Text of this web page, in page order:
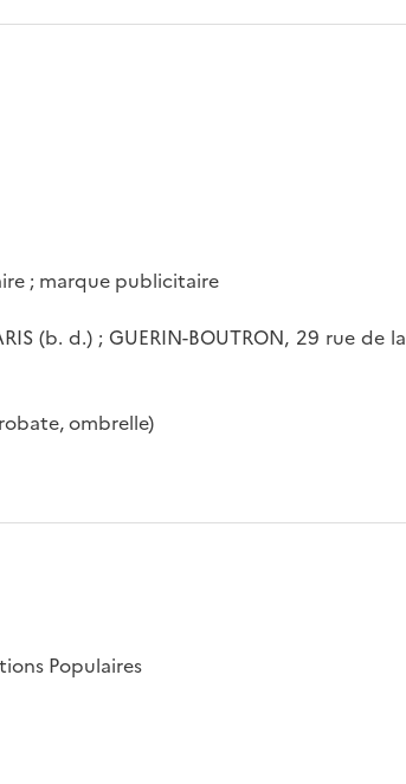
; marque publicitaire
(b. d.) ; GUERIN-BOUTRON, 29 rue de la
ombrelle)
Populaires